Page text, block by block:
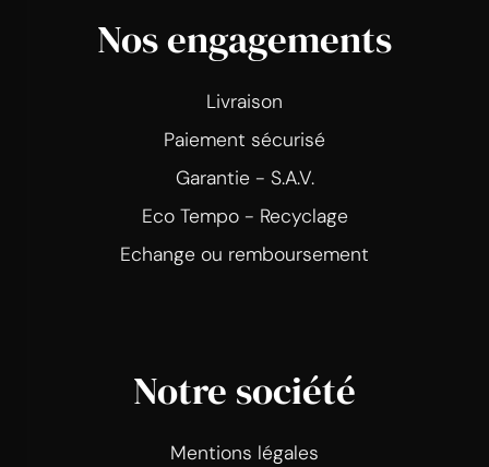
Nos engagements
Livraison
Paiement sécurisé
Garantie - S.A.V.
Eco Tempo - Recyclage
Echange ou remboursement
Notre société
Mentions légales